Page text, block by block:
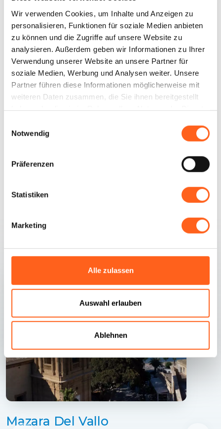
Wir verwenden Cookies, um Inhalte und Anzeigen zu
personalisieren, Funktionen für soziale Medien anbieten
zu können und die Zugriffe auf unsere Website zu
analysieren. Außerdem geben wir Informationen zu Ihrer
Verwendung unserer Website an unsere Partner für
soziale Medien, Werbung und Analysen weiter. Unsere
Partner führen diese Informationen möglicherweise mit
weiteren Daten zusammen, die Sie ihnen bereitgestellt
Notwendig
Präferenzen
Statistiken
Marketing
Alle zulassen
Auswahl erlauben
Ablehnen
Wie kommt man
Meisters umfassen, der eine Symbolfigur
der Kunst des zwanzigsten Jahrhunderts ist.
Mazara Del Vallo